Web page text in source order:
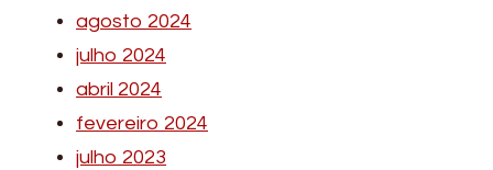
agosto 2024
julho 2024
abril 2024
fevereiro 2024
julho 2023